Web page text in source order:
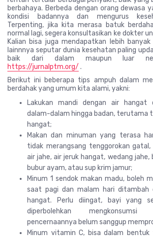
berbahaya. Berbeda dengan orang dewasa
kondisi badannya dan mengurus
Terpenting, jika kita merasa batuk
normal lagi, segera konsultasikan ke dokter
Kalian bisa juga mendapatkan lebih
lainnnya seputar dunia kesehatan paling
baik dari dalam maupun luar
https://jurnalptm.org/ .
Berikut ini beberapa tips ampuh dalam
berdahak yang umum kita alami, yakni:
Lakukan mandi dengan air hangat
dalam-dalam hingga badan, terutama
hangat;
Makan dan minuman yang terasa
tidak merangsang tenggorokan
air jahe, air jeruk hangat, wedang jahe,
bubur ayam, atau sup krim jamur;
Minum 1 sendok makan madu, boleh
saat pagi dan malam hari ditambah
hangat. Perlu diingat, bayi yang
diperbolehkan
pencernaannya belum sanggup
Minum vitamin C, bisa dalam bentuk